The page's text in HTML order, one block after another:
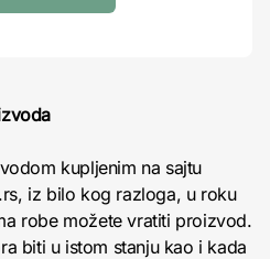
kupljenim na sajtu
iz bilo kog razloga, u roku
robe možete vratiti proizvod.
biti u istom stanju kao i kada